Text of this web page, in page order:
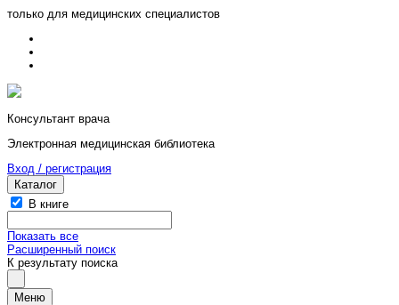
только для медицинских специалистов
Консультант врача
Электронная медицинская библиотека
Вход / регистрация
Каталог
В книге
Показать все
Расширенный поиск
К результату поиска
Меню